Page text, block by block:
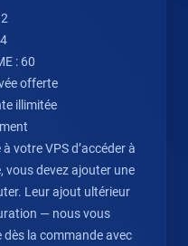
: 60
offerte
illimitée
votre VPS d’accéder à
vous devez ajouter une
Leur ajout ultérieur
— nous vous
la commande avec